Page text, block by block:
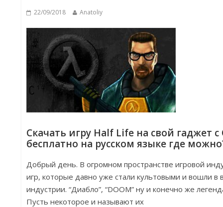
22/09/2018 Anatoliy
Скачать игру Half Life на свой гаджет
бесплатно на русском языке где
Добрый день. В огромном пространстве игровой
игр, которые давно уже стали культовыми и вошли в
индустрии. “Диабло”, “DOOM” ну и конечно же
Пусть некоторое и называют их